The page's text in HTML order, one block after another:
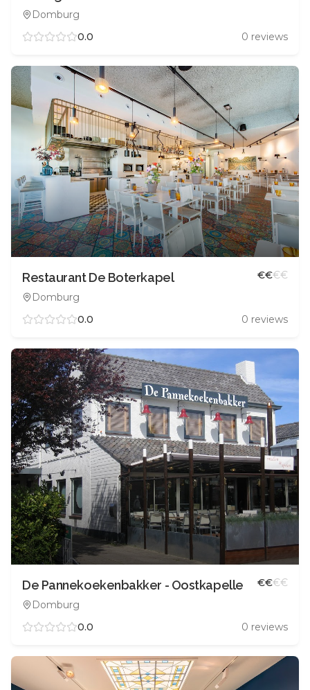
Domburg
0.0
0 reviews
Restaurant De Boterkapel
Domburg
€€€€
0.0 0 reviews
De Pannekoekenbakker - Oostkapelle
Domburg
€€€€
0.0 0 reviews